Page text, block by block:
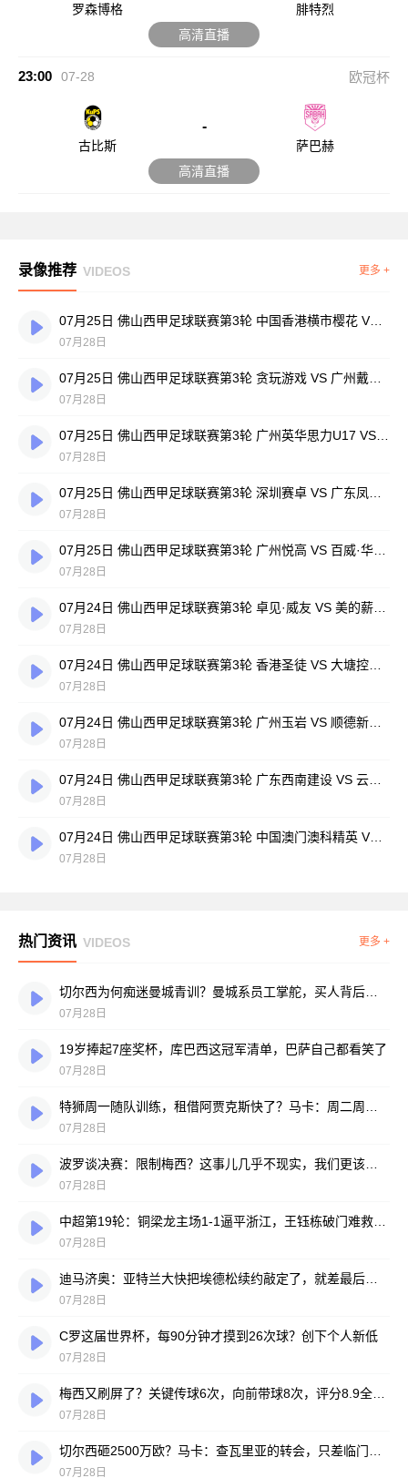
罗森博格
腓特烈
高清直播
23:00 07-28 欧冠杯
古比斯
-
萨巴赫
高清直播
录像推荐 VIDEOS 更多 +
07月25日 佛山西甲足球联赛第3轮 中国香港横市樱花 VS 吉图省实青年 全场录像
07月28日
07月28日
07月28日
07月28日
07月28日
07月28日
07月28日
07月28日
07月28日
07月24日 佛山西甲足球联赛第3轮 中国澳门澳科精英 VS 藝品高國際 全场录像
07月28日
热门资讯 VIDEOS 更多 +
07月28日
19岁捧起7座奖杯，库巴西这冠军清单，巴萨自己都看笑了
07月28日
07月28日
07月28日
07月28日
07月28日
C罗这届世界杯，每90分钟才摸到26次球？创下个人新低
07月28日
07月28日
07月28日